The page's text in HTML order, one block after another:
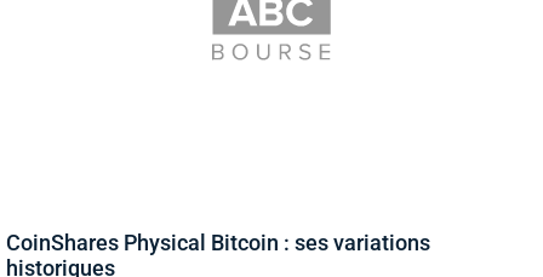
CoinShares Physical Bitcoin : ses variations
historiques